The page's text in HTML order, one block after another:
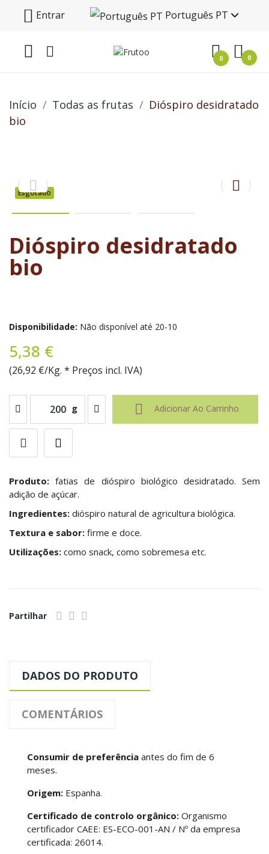
Entrar Português PT
0 0
Início Todas as frutas
Dióspiro desidratado
bio
Esgotado
Dióspiro desidratado
bio
Disponibilidade: Não disponível até 20-10
5,38 €
(26,92 €/Kg. * Preços incl. IVA)
g  Adicionar Ao Carrinho
Produto: fatias de dióspiro biológico desidratado. Sem
adição de açúcar.
Ingredientes: dióspiro natural de agricultura biológica.
Textura e sabor: firme e doce.
Utilizações: como snack, como sobremesa etc.
Partilhar
DADOS DO PRODUTO
COMENTÁRIOS
Consumir de preferência antes do fim de 6
meses.
Origem: Espanha.
Certificado de controlo orgânico: Organismo
certificador CAEE: ES-ECO-001-AN / Nº da empresa
certificada: 26014.